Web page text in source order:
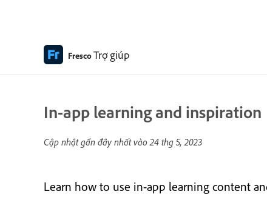
FrescoTrợ giúp
In-app learning and inspiration
Cập nhật gần đây nhất vào24 thg 5, 2023
Learn how to use in-app learning content